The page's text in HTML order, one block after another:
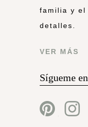
familia y el
detalles.
VER MÁS
Sígueme